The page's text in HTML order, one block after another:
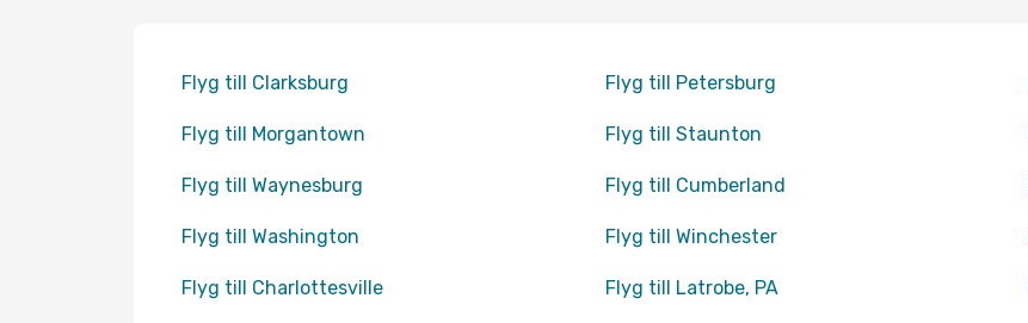
Flyg till Clarksburg Flyg till Petersburg
Flyg till Morgantown Flyg till Staunton
Flyg till Waynesburg Flyg till Cumberland
Flyg till Washington Flyg till Winchester
Flyg till Charlottesville Flyg till Latrobe, PA